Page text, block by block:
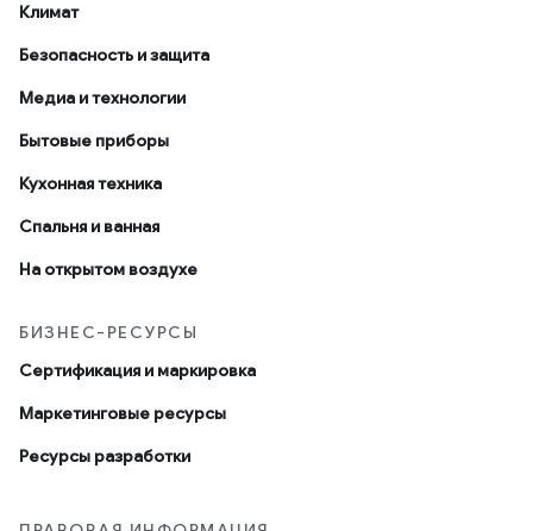
Климат
Безопасность и защита
Медиа и технологии
Бытовые приборы
Кухонная техника
Спальня и ванная
На открытом воздухе
БИЗНЕС-РЕСУРСЫ
Сертификация и маркировка
Маркетинговые ресурсы
Ресурсы разработки